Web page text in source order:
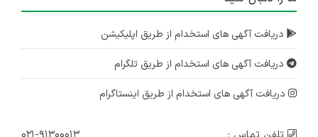
دریافت آگهی های استخدام از طریق اپلیکیشن
دریافت آگهی های استخدام از طریق تلگرام
دریافت آگهی های استخدام از طریق اینستاگرام